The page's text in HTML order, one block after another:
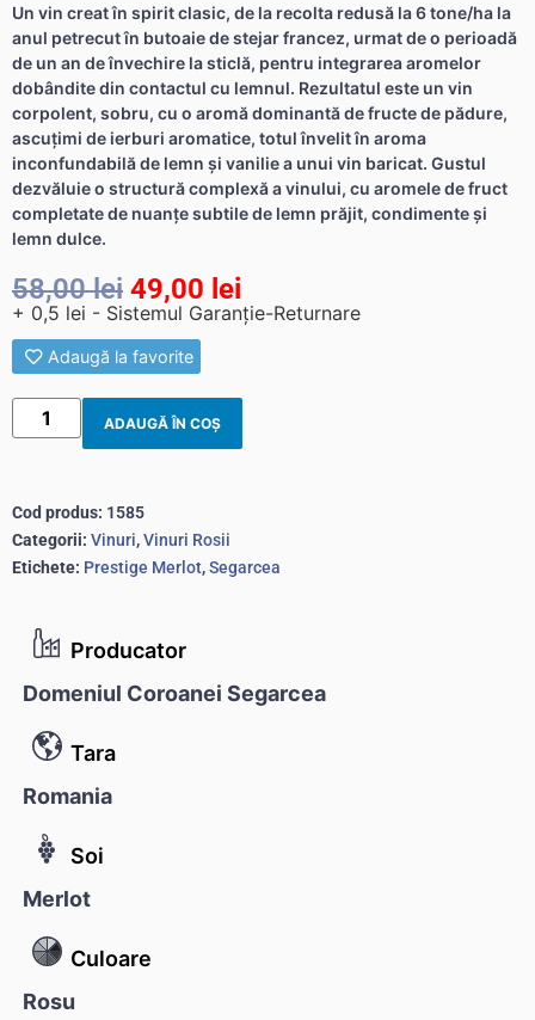
Producator
Domeniul Coroanei Segarcea
Tara
Romania
Soi
Merlot
Culoare
Rosu
Un vin creat în spirit clasic, de la recolta redusă la 6 tone/ha la
anul petrecut în butoaie de stejar francez, urmat de o perioadă
de un an de învechire la sticlă, pentru integrarea aromelor
dobândite din contactul cu lemnul. Rezultatul este un vin
corpolent, sobru, cu o aromă dominantă de fructe de pădure,
ascuţimi de ierburi aromatice, totul învelit în aroma
inconfundabilă de lemn şi vanilie a unui vin baricat. Gustul
dezvăluie o structură complexă a vinului, cu aromele de fruct
completate de nuanţe subtile de lemn prăjit, condimente şi
lemn dulce.
58,00lei 49,00 lei
+ 0,5 lei - Sistemul Garanție-Returnare
Adaugă la favorite
ADAUGĂ ÎN COȘ
Cod produs: 1585
Categorii: Vinuri,Vinuri Rosii
Etichete: Prestige Merlot,Segarcea